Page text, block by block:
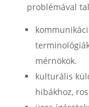
problémával
mérnökök.
kulturális
hibákhoz,